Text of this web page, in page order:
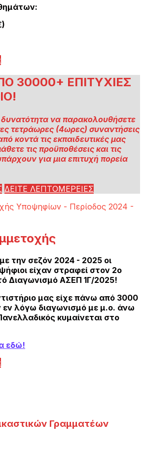
30000+ ΕΠΙΤΥΧΙΕΣ
να παρακολουθήσετε
τετράωρες (4ωρες) συναντήσεις
κοντά τις εκπαιδευτικές μας
τις προϋποθέσεις και τις
για μια επιτυχή πορεία
ΔΕΙΤΕ ΛΕΠΤΟΜΕΡΕΙΕΣ
Υποψηφίων - Περίοδος 2024 -
την σεζόν 2024 - 2025 οι
είχαν στραφεί στον 2ο
Διαγωνισμό ΑΣΕΠ 1Γ/2025!
μας είχε πάνω από 3000
εν λόγω διαγωνισμό με μ.ο. άνω
κυμαίνεται στο
εδώ!
Γραμματέων